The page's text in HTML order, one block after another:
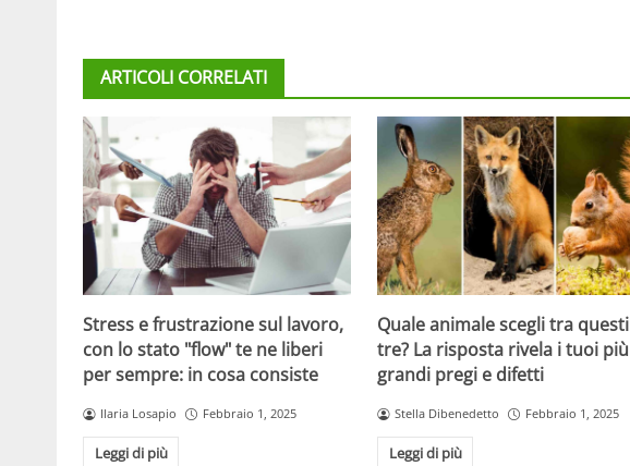
ARTICOLI CORRELATI
Stress e frustrazione sul lavoro,
con lo stato "flow" te ne liberi
per sempre: in cosa consiste
Ilaria Losapio Febbraio 1, 2025
Leggi di più
Quale animale scegli tra questi
tre? La risposta rivela i tuoi più
grandi pregi e difetti
Stella Dibenedetto Febbraio 1, 2025
Leggi di più